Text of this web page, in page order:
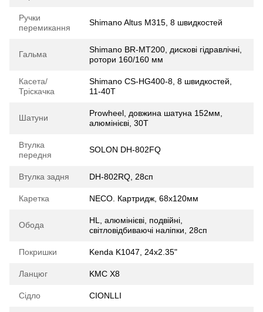
Ручки
перемикання
Shimano Altus M315, 8 швидкостей
Гальма
Shimano BR-MT200, дискові гідравлічні,
ротори 160/160 мм
Касета/
Тріскачка
Shimano CS-HG400-8, 8 швидкостей,
11-40T
Шатуни
Prowheel, довжина шатуна 152мм,
алюмінієві, 30T
Втулка
передня
SOLON DH-802FQ
Втулка задня DH-802RQ, 28сп
Каретка NECO. Картридж, 68x120мм
Обода
HL, алюмінієві, подвійні,
світловідбиваючі наліпки, 28сп
Покришки Kenda K1047, 24x2.35"
Ланцюг KMC X8
Сідло CIONLLI